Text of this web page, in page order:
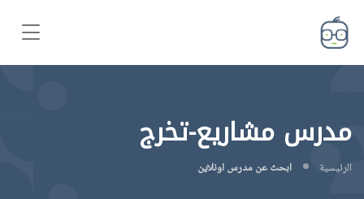
مدرس مشاريع-تخرج
الرئيسية ابحث عن مدرس اونلاين